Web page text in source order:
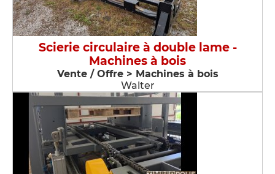
Scierie circulaire à double lame -
Machines à bois
Vente / Offre > Machines à bois
Walter